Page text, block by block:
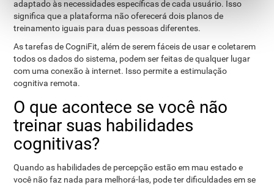
adaptado às necessidades específicas de cada usuário. Isso
significa que a plataforma não oferecerá dois planos de
treinamento iguais para duas pessoas diferentes.
As tarefas de CogniFit, além de serem fáceis de usar e coletarem
todos os dados do sistema, podem ser feitas de qualquer lugar
com uma conexão à internet. Isso permite a estimulação
cognitiva remota.
O que acontece se você não
treinar suas habilidades
cognitivas?
Quando as habilidades de percepção estão em mau estado e
você não faz nada para melhorá-las, pode ter dificuldades em se